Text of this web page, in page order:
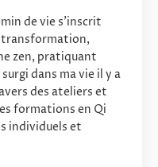
de vie s’inscrit
transformation,
zen, pratiquant
dans ma vie il y a
des ateliers et
formations en Qi
individuels et